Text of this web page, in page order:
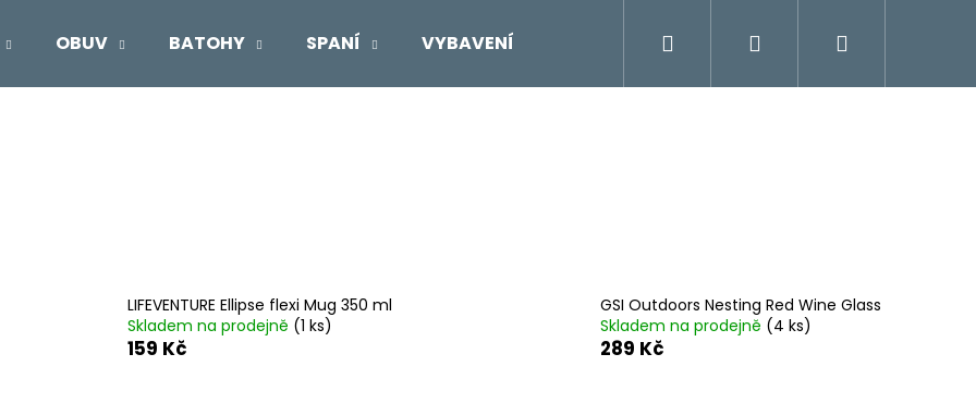
OBUV BATOHY SPANÍ VYBAVENÍ Moje objednávka
Přihlášení
LIFEVENTURE Ellipse flexi Mug 350 ml
Skladem na prodejně (1 ks)
159 Kč
GSI Outdoors Nesting Red Wine Glass
Skladem na prodejně (4 ks)
289 Kč
Doporučujeme